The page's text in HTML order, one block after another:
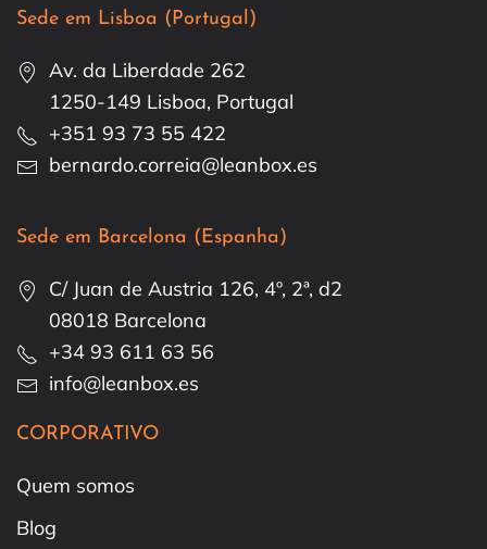
Sede em Lisboa (Portugal)
Av. da Liberdade 262
1250-149 Lisboa, Portugal
+351 93 73 55 422
bernardo.correia@leanbox.es
Sede em Barcelona (Espanha)
C/ Juan de Austria 126, 4º, 2ª, d2
08018 Barcelona
+34 93 611 63 56
info@leanbox.es
CORPORATIVO
Quem somos
Blog